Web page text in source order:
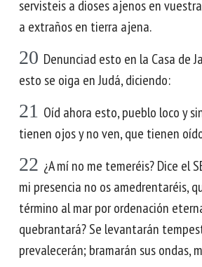
servisteis a dioses ajenos en
a extraños en tierra ajena.
20 Denunciad esto en la Casa de
esto se oiga en Judá, diciendo:
21 Oíd ahora esto, pueblo loco y
tienen ojos y no ven, que tienen
22 ¿A mí no me temeréis? Dice el
mi presencia no os amedrentaréis,
término al mar por ordenación
quebrantará? Se levantarán
prevalecerán; bramarán sus ondas,